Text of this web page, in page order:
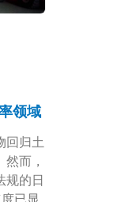
领域
回归土
而，
规的日